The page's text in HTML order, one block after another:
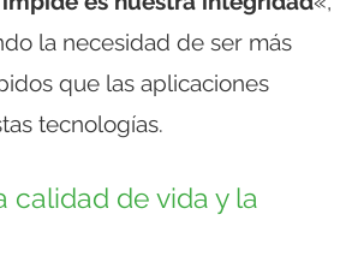
la necesidad de ser más
que las aplicaciones
tecnologías.
calidad de vida y la